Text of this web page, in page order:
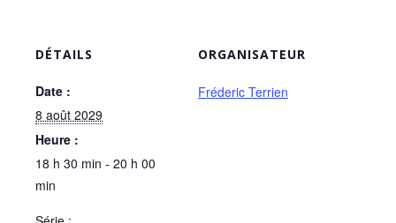
DÉTAILS
Date :
8 août 2029
Heure :
18 h 30 min - 20 h 00
min
ORGANISATEUR
Fréderic Terrien